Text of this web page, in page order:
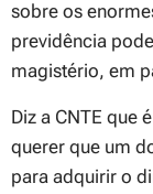
sobre os
previdência
magistério, em
Diz a CNTE que
querer que um
para adquirir o